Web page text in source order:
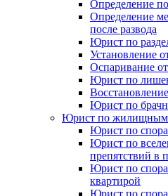
Определение
Определение
после развода
Юрист по
Установление
Оспаривание
Юрист по
Юрист по
Юрист по жилищным
Юрист по
Юрист по
препятствий в
Юрист по
квартирой
Юрист по